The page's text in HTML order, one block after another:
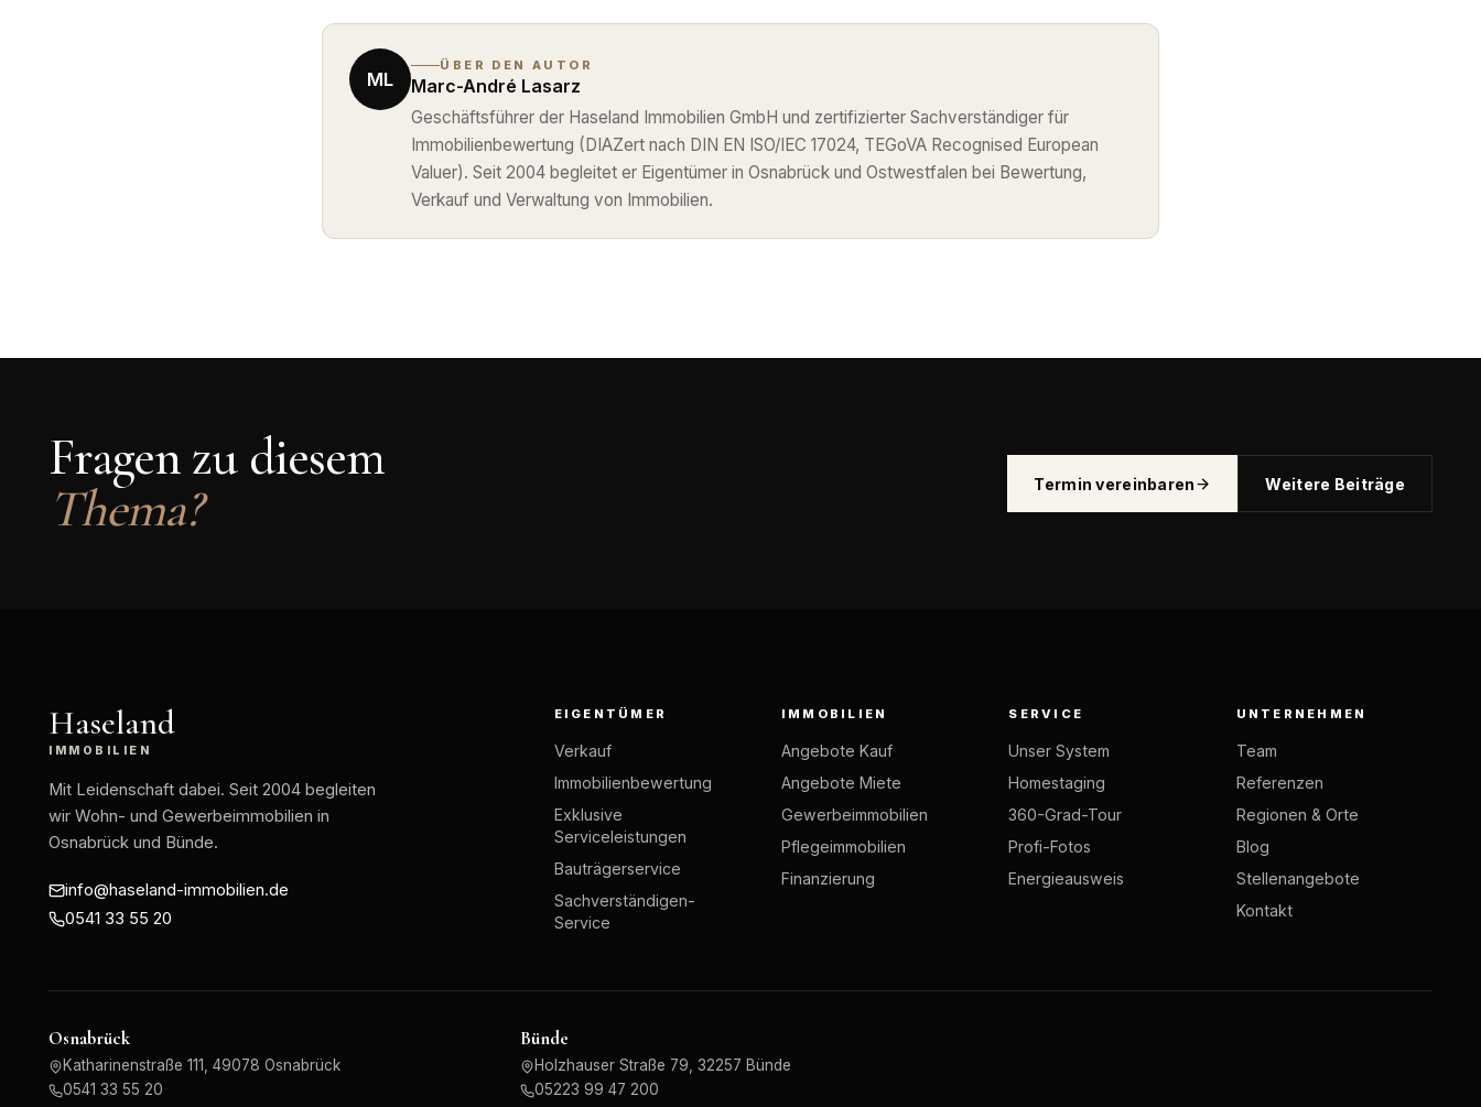
ML
ÜBER DEN AUTOR
Marc-André Lasarz
Geschäftsführer der Haseland Immobilien GmbH und zertifizierter Sachverständiger für
Immobilienbewertung (DIAZert nach DIN EN ISO/IEC 17024, TEGoVA Recognised European
Valuer). Seit 2004 begleitet er Eigentümer in Osnabrück und Ostwestfalen bei Bewertung,
Verkauf und Verwaltung von Immobilien.
Fragen zu diesem
Thema?
Termin vereinbaren Weitere Beiträge
Haseland
IMMOBILIEN
Mit Leidenschaft dabei. Seit 2004 begleiten
wir Wohn- und Gewerbeimmobilien in
Osnabrück und Bünde.
info@haseland-immobilien.de
0541 33 55 20
EIGENTÜMER
Verkauf
Immobilienbewertung
Exklusive
Serviceleistungen
Bauträgerservice
Sachverständigen-
Service
IMMOBILIEN
Angebote Kauf
Angebote Miete
Gewerbeimmobilien
Pflegeimmobilien
Finanzierung
SERVICE
Unser System
Homestaging
360-Grad-Tour
Profi-Fotos
Energieausweis
UNTERNEHMEN
Team
Referenzen
Regionen & Orte
Blog
Stellenangebote
Kontakt
Osnabrück
Katharinenstraße 111, 49078 Osnabrück
0541 33 55 20
Bünde
Holzhauser Straße 79, 32257 Bünde
05223 99 47 200